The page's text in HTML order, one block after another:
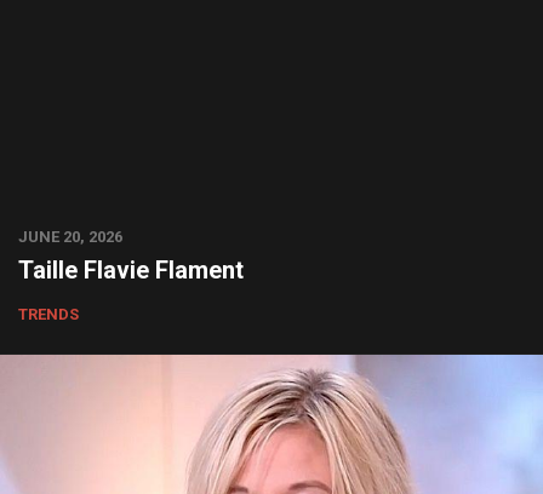
JUNE 20, 2026
Taille Flavie Flament
TRENDS